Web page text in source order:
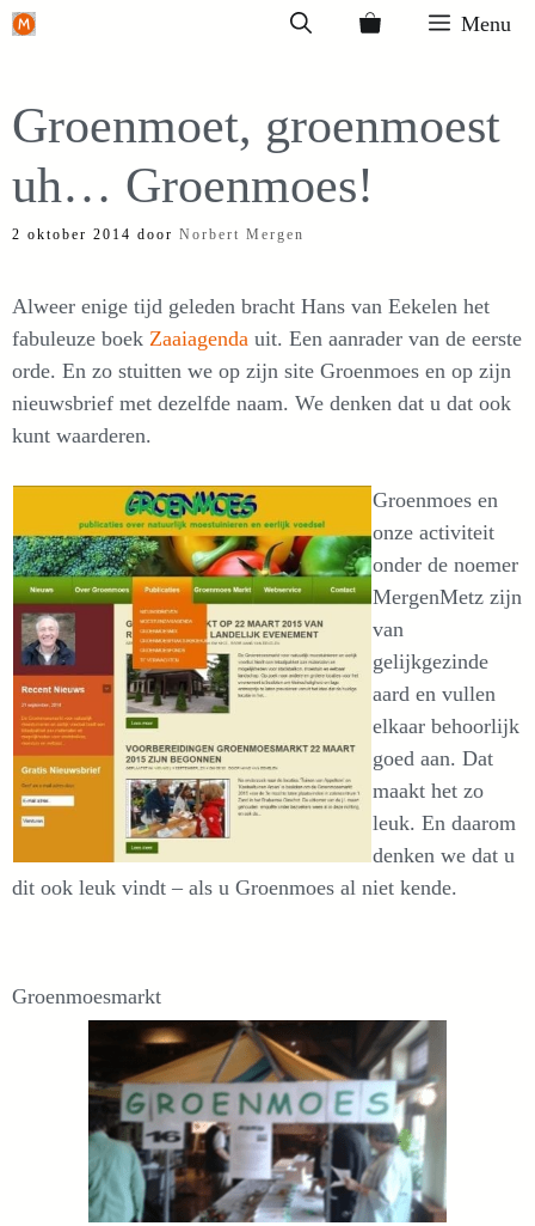
Ga
inhoud
Menu
Groenmoet, groenmoest
uh… Groenmoes!
2 oktober 2014 door Norbert Mergen
Alweer enige tijd geleden bracht Hans van Eekelen het
fabuleuze boek Zaaiagenda uit. Een aanrader van de eerste
orde. En zo stuitten we op zijn site Groenmoes en op zijn
nieuwsbrief met dezelfde naam. We denken dat u dat ook
kunt waarderen.
Groenmoes en
onze activiteit
onder de noemer
MergenMetz zijn
van
gelijkgezinde
aard en vullen
elkaar behoorlijk
goed aan. Dat
maakt het zo
leuk. En daarom
denken we dat u
dit ook leuk vindt – als u Groenmoes al niet kende.
Groenmoesmarkt